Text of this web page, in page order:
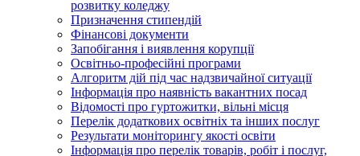
розвитку коледжу
Призначення стипендій
Фінансові документи
Запобігання і виявлення корупції
Освітньо-професійні програми
Алгоритм дій під час надзвичайної ситуації
Інформація про наявність вакантних посад
Відомості про гуртожитки, вільні місця
Перелік додаткових освітніх та інших послуг
Результати моніторингу якості освіти
Інформація про перелік товарів, робіт і послуг,